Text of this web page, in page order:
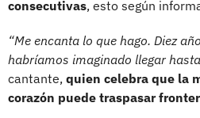
consecutivas, esto según
“Me encanta lo que hago. Diez
habríamos imaginado llegar
cantante, quien celebra que la
corazón puede traspasar